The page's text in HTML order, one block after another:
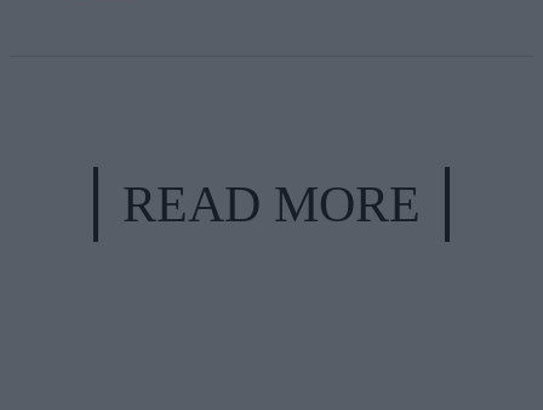
READ MORE